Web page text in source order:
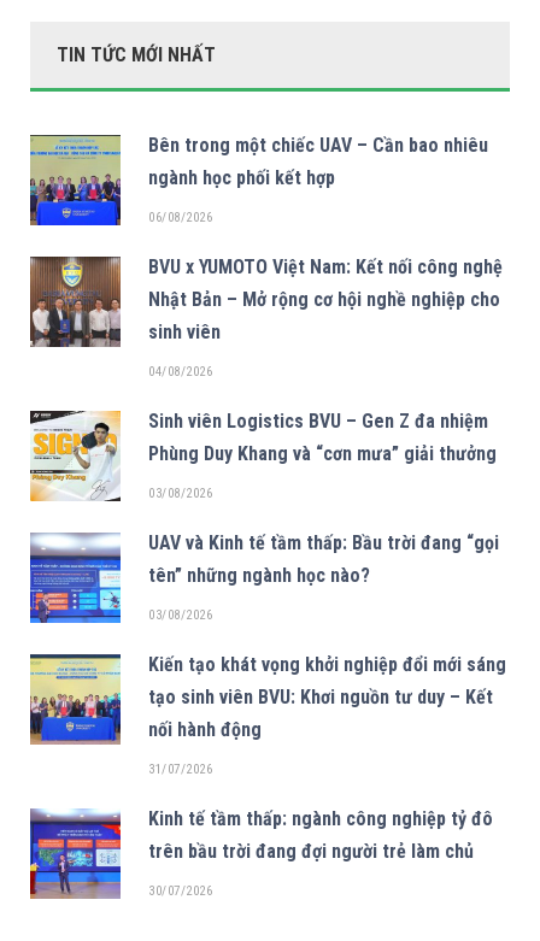
TIN TỨC MỚI NHẤT
Bên trong một chiếc UAV – Cần bao nhiêu
ngành học phối kết hợp
06/08/2026
BVU x YUMOTO Việt Nam: Kết nối công nghệ
Nhật Bản – Mở rộng cơ hội nghề nghiệp cho
sinh viên
04/08/2026
Sinh viên Logistics BVU – Gen Z đa nhiệm
Phùng Duy Khang và “cơn mưa” giải thưởng
03/08/2026
UAV và Kinh tế tầm thấp: Bầu trời đang “gọi
tên” những ngành học nào?
03/08/2026
Kiến tạo khát vọng khởi nghiệp đổi mới sáng
tạo sinh viên BVU: Khơi nguồn tư duy – Kết
nối hành động
31/07/2026
Kinh tế tầm thấp: ngành công nghiệp tỷ đô
trên bầu trời đang đợi người trẻ làm chủ
30/07/2026